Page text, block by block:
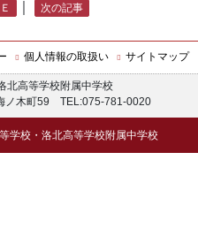
次の記事
個人情報の取扱い サイトマップ
北高等学校附属中学校
ノ木町59 TEL:075-781-0020
学校・洛北高等学校附属中学校